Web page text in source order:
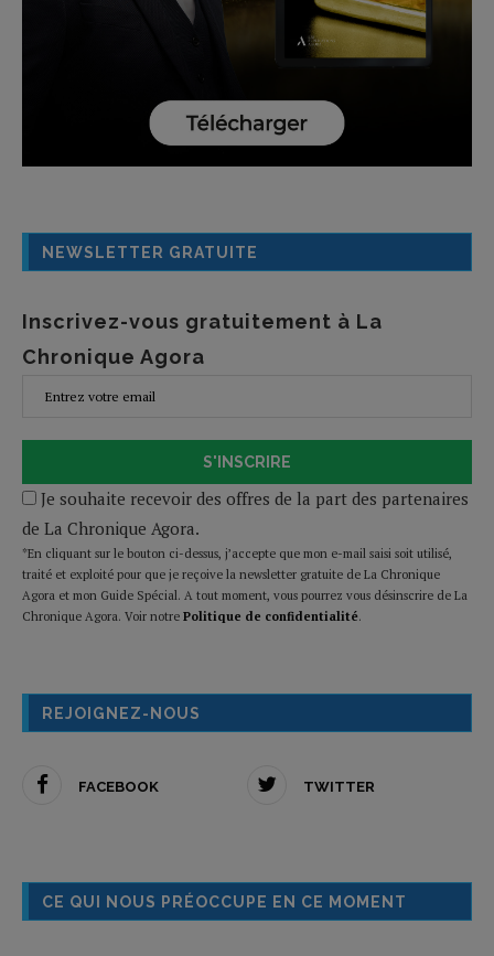
NEWSLETTER GRATUITE
Inscrivez-vous gratuitement à La
Chronique Agora
S'INSCRIRE
Je souhaite recevoir des offres de la part des partenaires
de La Chronique Agora.
*En cliquant sur le bouton ci-dessus, j’accepte que mon e-mail saisi soit utilisé,
traité et exploité pour que je reçoive la newsletter gratuite de La Chronique
Agora et mon Guide Spécial. A tout moment, vous pourrez vous désinscrire de La
Chronique Agora. Voir notre Politique de confidentialité.
REJOIGNEZ-NOUS
FACEBOOK TWITTER
CE QUI NOUS PRÉOCCUPE EN CE MOMENT